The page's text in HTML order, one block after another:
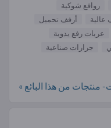
روافع شوكية
عالية
أرفف تحميل
عربات رفع يدوية
جرارات صناعية
منتجات من هذا البائع »